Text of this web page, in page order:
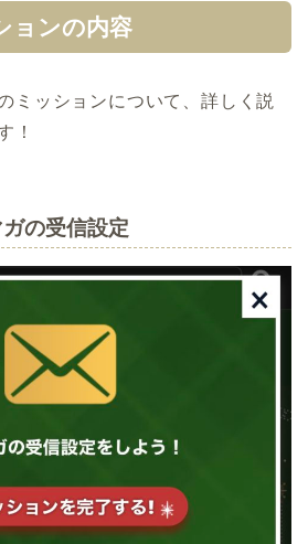
ョンの内容
ミッションについて、詳しく説
！
の受信設定